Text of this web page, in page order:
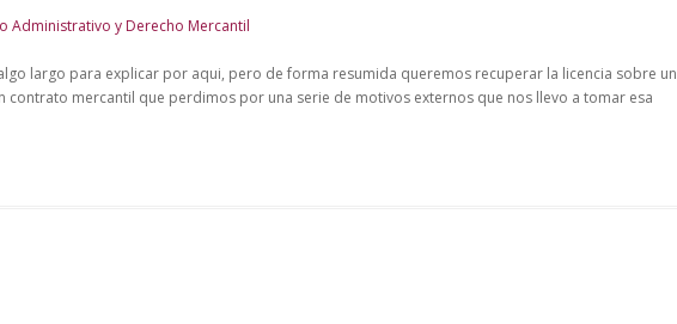
Administrativo y Derecho Mercantil
largo para explicar por aqui, pero de forma resumida queremos recuperar la licencia sobre un
contrato mercantil que perdimos por una serie de motivos externos que nos llevo a tomar esa